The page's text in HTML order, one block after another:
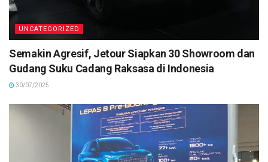
UNCATEGORIZED
Semakin Agresif, Jetour Siapkan 30 Showroom dan
Gudang Suku Cadang Raksasa di Indonesia
30/07/2025